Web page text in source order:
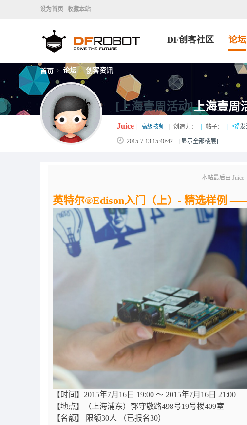
设为首页 收藏本站
DF创客社区 论坛
首页 > 论坛 > 创客资讯
[上海壹周活动]上海壹周
Juice 高级技师 创造力： 帖子： 发
2015-7-13 15:40:42 [显示全部楼层]
本帖最后由 Juice
英特尔®Edison入门（上）- 精选样例
【时间】2015年7月16日 19:00 ～ 2015年7月16日 21:00
【地点】（上海浦东）郭守敬路498号19号楼409室
【名额】 限额30人 （已报名30）